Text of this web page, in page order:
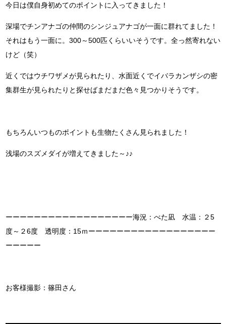
今日は僕自身初めてのポイントに入ってきました！
深場でチンアナゴの仲間のシンジュアナゴが一面に群れてました！
それはもう一面に。300～500匹くらいいそうです。全っ然寄れない
けど（笑）
近くではウチワザメが見られたり、水面近くでイバラカンザシの密
集群生が見られたりと探せばまだまだ色々見つかりそうです。
もちろんいつものポイントも生物たくさん見られました！
浅場のスズメダイが増えてきました～♪♪
ーーーーーーーーーーーーーーーーーー海況：べた凪 水温：２5
度～２6度 透明度：15ｍーーーーーーーーーーーーーーーーーー
ーーーーー
お客様撮影：篠田さん